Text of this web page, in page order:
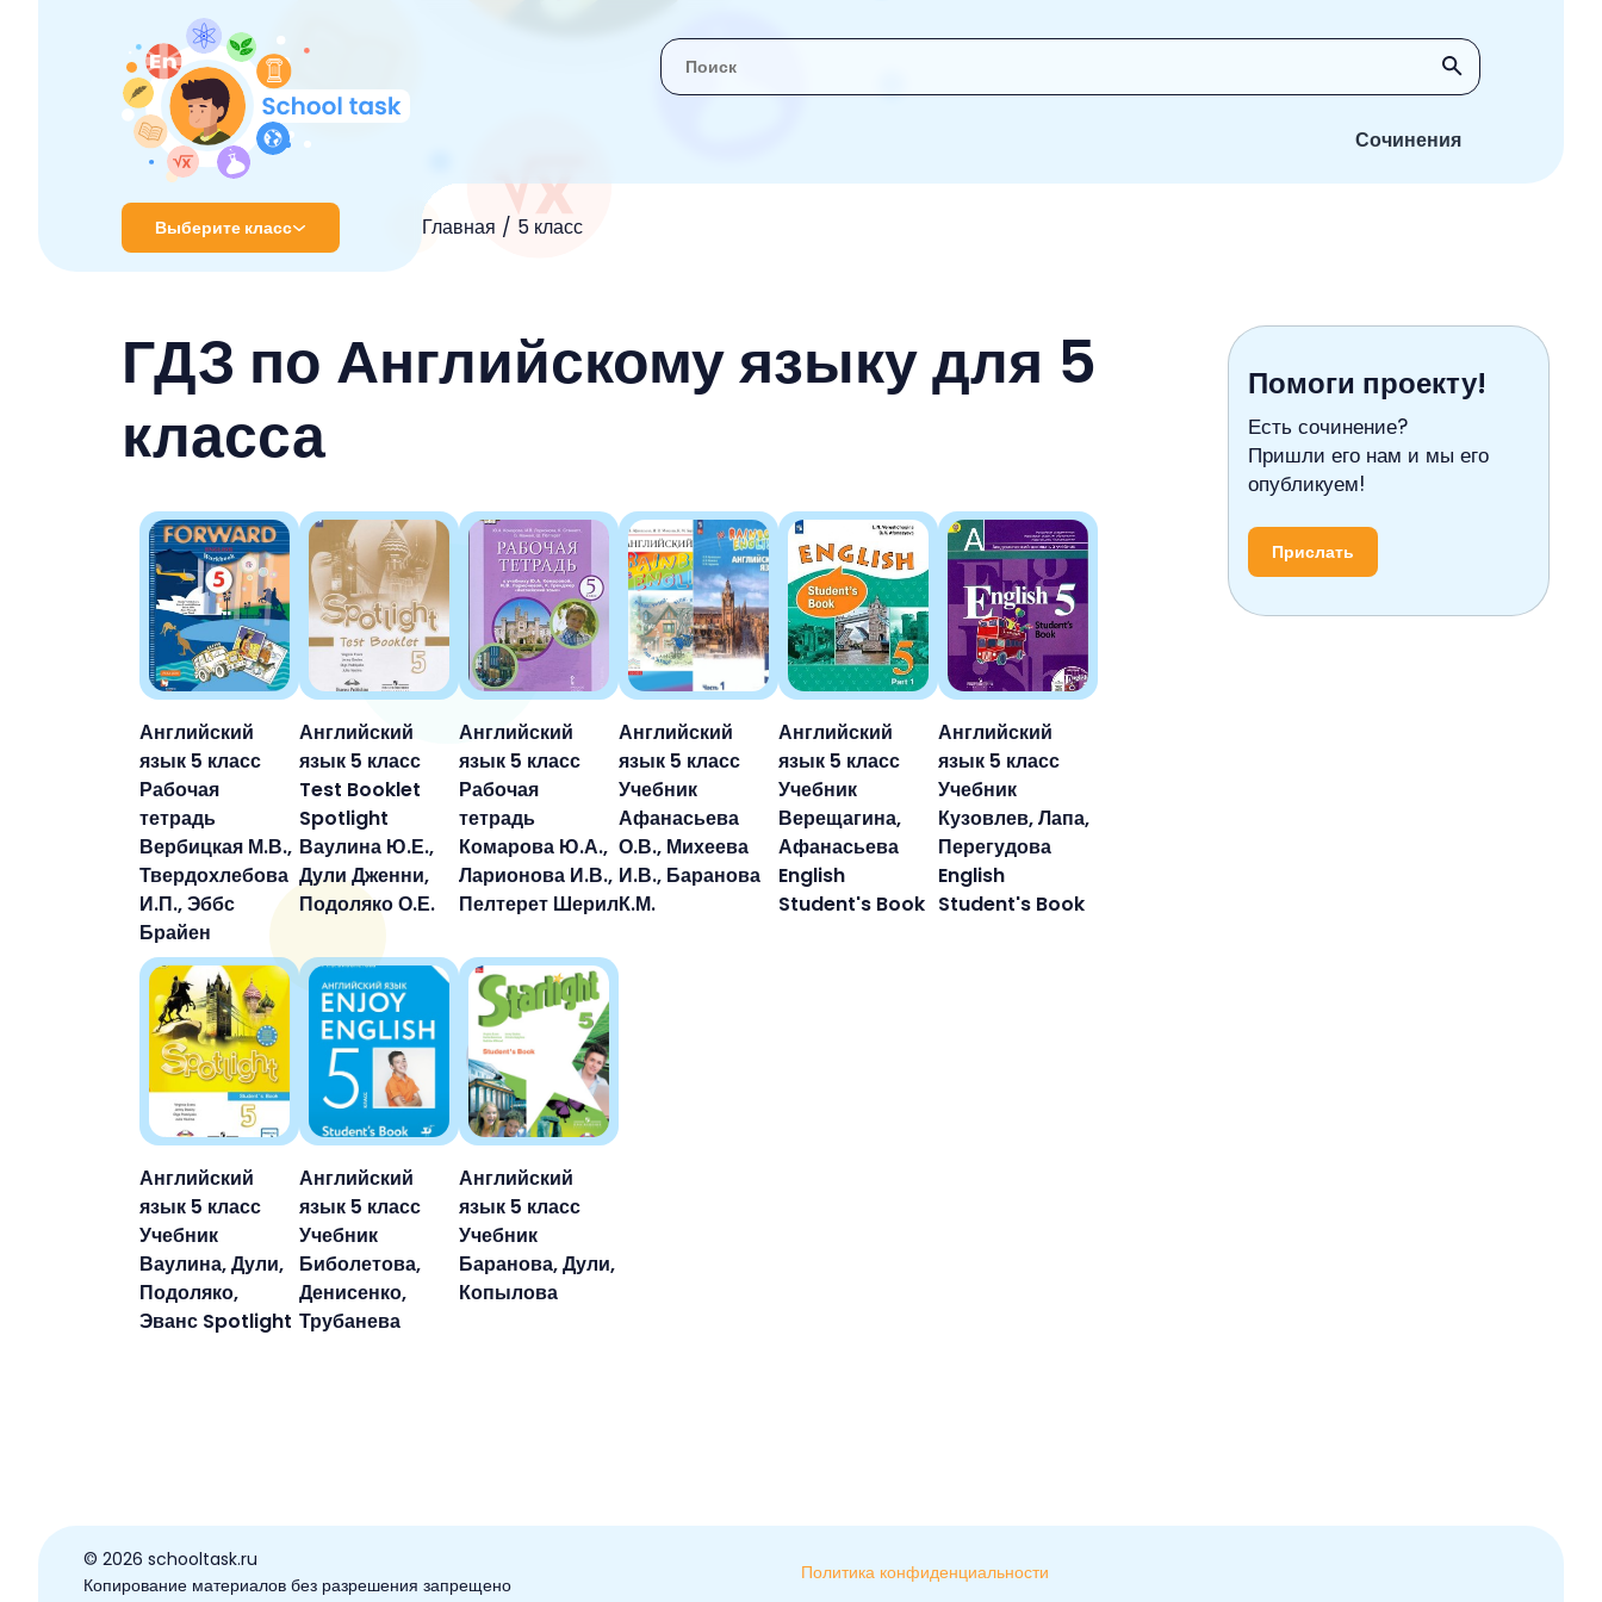
Сочинения
Выберите класс Главная 5 класс
2 класс
3 класс
4 класс
6 класс
7 класс
8 класс
9 класс
10 класс
11 класс
ГДЗ по Английскому языку для 5
класса
Английский
язык 5 класс
Рабочая
тетрадь
Вербицкая М.В.,
Твердохлебова
И.П., Эббс
Брайен
Английский
язык 5 класс
Test Booklet
Spotlight
Ваулина Ю.Е.,
Дули Дженни,
Подоляко О.Е.
Английский
язык 5 класс
Рабочая
тетрадь
Комарова Ю.А.,
Ларионова И.В.,
Пелтерет Шерил
Английский
язык 5 класс
Учебник
Афанасьева
О.В., Михеева
И.В., Баранова
К.М.
Английский
язык 5 класс
Учебник
Верещагина,
Афанасьева
English
Student's Book
Английский
язык 5 класс
Учебник
Кузовлев, Лапа,
Перегудова
English
Student's Book
Английский
язык 5 класс
Учебник
Ваулина, Дули,
Подоляко,
Эванс Spotlight
Английский
язык 5 класс
Учебник
Биболетова,
Денисенко,
Трубанева
Английский
язык 5 класс
Учебник
Баранова, Дули,
Копылова
Помоги проекту!
Есть сочинение?
Пришли его нам и мы его
опубликуем!
Прислать
© ️2026 schooltask.ru
Копирование материалов без разрешения запрещено
Политика конфиденциальности